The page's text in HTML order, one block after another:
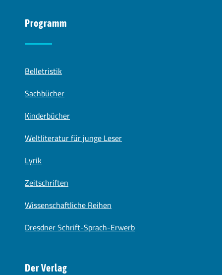
Programm
Belletristik
Sachbücher
Kinderbücher
Weltliteratur für junge Leser
Lyrik
Zeitschriften
Wissenschaftliche Reihen
Dresdner Schrift-Sprach-Erwerb
Der Verlag